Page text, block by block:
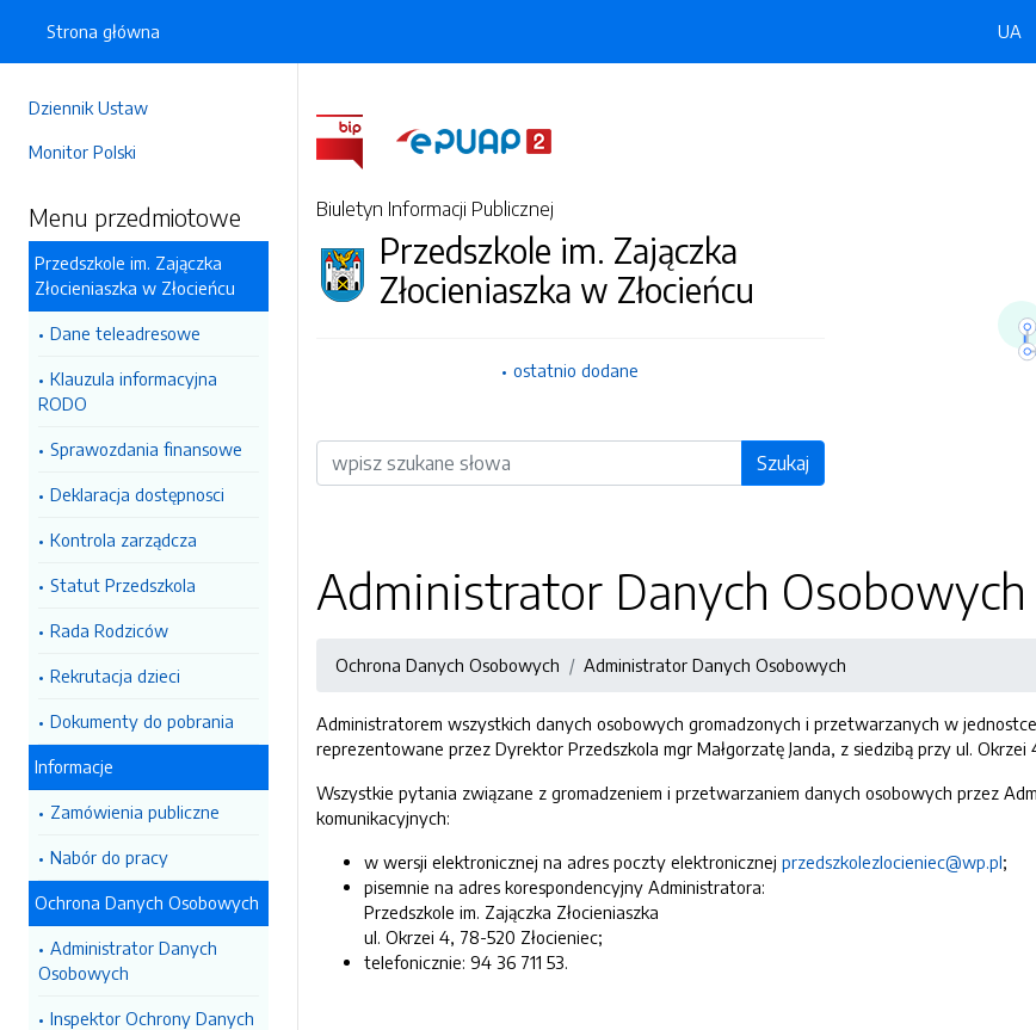
Dziennik Ustaw
Monitor Polski
Menu przedmiotowe
Przedszkole im. Zajączka
Złocieniaszka w Złocieńcu
Dane teleadresowe
Klauzula informacyjna
RODO
Sprawozdania finansowe
Deklaracja dostępnosci
Kontrola zarządcza
Statut Przedszkola
Rada Rodziców
Rekrutacja dzieci
Dokumenty do pobrania
Informacje
Zamówienia publiczne
Nabór do pracy
Ochrona Danych Osobowych
Administrator Danych
Osobowych
Inspektor Ochrony Danych
Strona główna UA
Biuletyn Informacji Publicznej
Przedszkole im. Zajączka
Złocieniaszka w Złocieńcu
ostatnio dodane
Wyszukiwarka Szukaj
Administrator Danych Osobowych
Ochrona Danych Osobowych Administrator Danych Osobowych
Administratorem wszystkich danych osobowych gromadzonych i przetwarzanych w jednostce
reprezentowane przez Dyrektor Przedszkola mgr Małgorzatę Janda, z siedzibą przy ul. Okrzei
Wszystkie pytania związane z gromadzeniem i przetwarzaniem danych osobowych przez
komunikacyjnych:
w wersji elektronicznej na adres poczty elektronicznej przedszkolezlocieniec@wp.pl;
pisemnie na adres korespondencyjny Administratora:
Przedszkole im. Zajączka Złocieniaszka
ul. Okrzei 4, 78-520 Złocieniec;
telefonicznie: 94 36 711 53.